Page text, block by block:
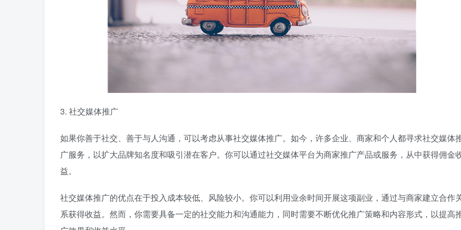
3. 社交媒体推广
如果你善于社交、善于与人沟通，可以考虑从事社交媒体推广。如今，许多企业、商家和个人都寻求社交媒体
广服务，以扩大品牌知名度和吸引潜在客户。你可以通过社交媒体平台为商家推广产品或服务，从中获得佣金
益。
社交媒体推广的优点在于投入成本较低、风险较小。你可以利用业余时间开展这项副业，通过与商家建立合作
系获得收益。然而，你需要具备一定的社交能力和沟通能力，同时需要不断优化推广策略和内容形式，以提高